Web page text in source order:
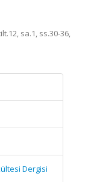
sa.1, ss.30-36,
Dergisi